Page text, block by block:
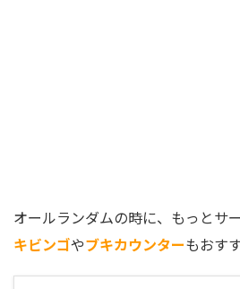
オールランダムの時に、もっとサ
キビンゴやブキカウンターもおす